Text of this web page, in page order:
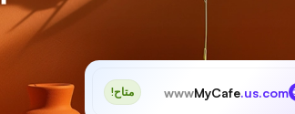
wwwMyCafe.us.com متاح!